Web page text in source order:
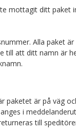
mottagit ditt paket
Alla paket
till att ditt namn
paketet är på väg
i
till